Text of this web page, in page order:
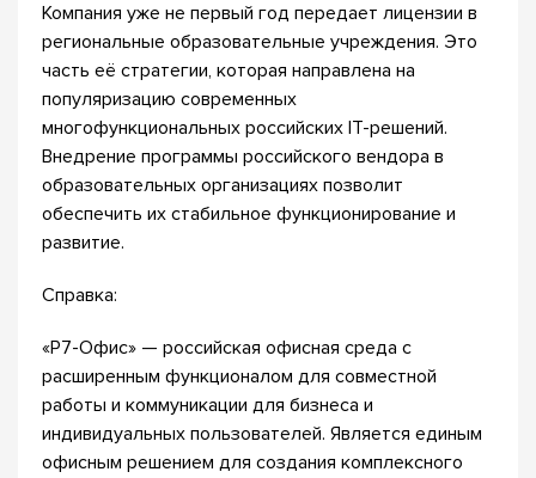
Компания уже не первый год передает лицензии в
региональные образовательные учреждения. Это
часть её стратегии, которая направлена на
популяризацию современных
многофункциональных российских IT-решений.
Внедрение программы российского вендора в
образовательных организациях позволит
обеспечить их стабильное функционирование и
развитие.
Справка:
«Р7-Офис» — российская офисная среда с
расширенным функционалом для совместной
работы и коммуникации для бизнеса и
индивидуальных пользователей. Является единым
офисным решением для создания комплексного